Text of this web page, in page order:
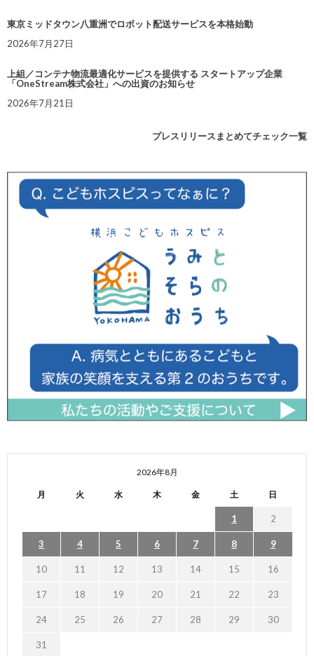
東京ミッドタウン八重洲でロボット配送サービスを本格始動
2026年7月27日
上組／コンテナ物流最適化サービスを提供する スタートアップ企業
「OneStream株式会社」への出資のお知らせ
2026年7月21日
プレスリリースまとめてチェック一覧
2026年8月
月 火 水 木 金 土 日
1 2
3 4 5 6 7 8 9
10 11 12 13 14 15 16
17 18 19 20 21 22 23
24 25 26 27 28 29 30
31